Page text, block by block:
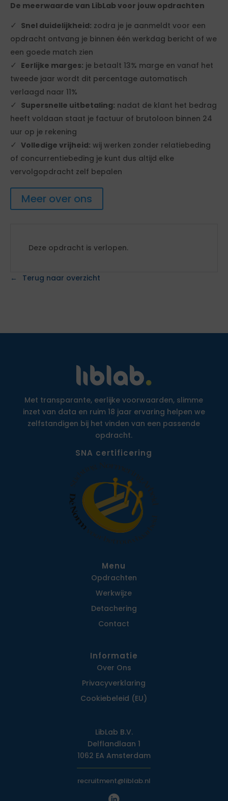
De meerwaarde van LibLab voor jouw opdrachten
Snel duidelijkheid: zodra je je aanmeldt voor een
opdracht ontvang je binnen één werkdag bericht of we
een goede match zien
Eerlijke marges: je betaalt 13% marge en vanaf het
tweede jaar wordt dit percentage automatisch
verlaagd naar 11%
Supersnelle uitbetaling: nadat de klant het bedrag
heeft voldaan staat je factuur of brutoloon binnen 24
uur op je rekening
Volledige vrijheid: wij werken zonder relatiebeding
of concurrentiebeding je kunt dus altijd elke
vervolgopdracht zelf bepalen
Meer over ons
Deze opdracht is verlopen.
Terug naar overzicht
Met transparante, eerlijke voorwaarden, slimme
inzet van data en ruim 18 jaar ervaring helpen we
zelfstandigen bij het vinden van een passende
opdracht.
SNA certificering
Menu
Opdrachten
Werkwijze
Detachering
Contact
Informatie
Over Ons
Privacy­verklaring
Cookiebeleid (EU)
LibLab B.V.
Delflandlaan 1
1062 EA Amsterdam
recruitment@liblab.nl